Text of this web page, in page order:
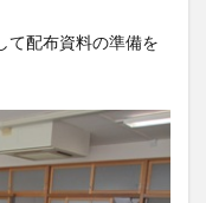
て配布資料の準備を